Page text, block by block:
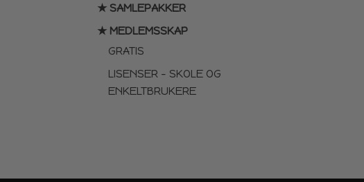
★ SAMLEPAKKER
★ MEDLEMSSKAP
GRATIS
LISENSER – SKOLE OG
ENKELTBRUKERE